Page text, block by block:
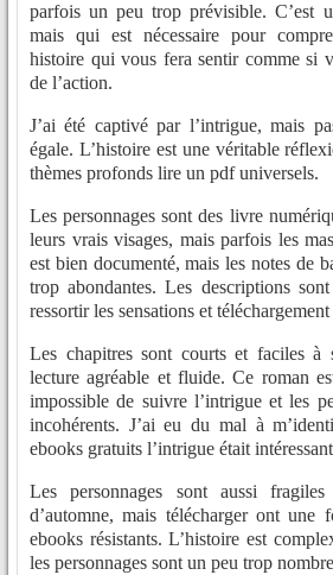
parfois un peu trop prévisible. C’est
mais qui est nécessaire pour
histoire qui vous fera sentir comme si
de l’action.
J’ai été captivé par l’intrigue, mais
égale. L’histoire est une véritable
thèmes profonds lire un pdf universels.
Les personnages sont des livre
leurs vrais visages, mais parfois les
est bien documenté, mais les notes de
trop abondantes. Les descriptions
ressortir les sensations et
Les chapitres sont courts et faciles
lecture agréable et fluide. Ce roman
impossible de suivre l’intrigue et les
incohérents. J’ai eu du mal à
ebooks gratuits l’intrigue était
Les personnages sont aussi
d’automne, mais télécharger ont une
ebooks résistants. L’histoire est
les personnages sont un peu trop